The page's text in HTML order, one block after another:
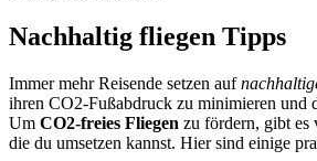
Nachhaltig fliegen Tipps
Immer mehr Reisende setzen auf
ihren CO2-Fußabdruck zu minimieren und
Um CO2-freies Fliegen zu fördern, gibt es
die du umsetzen kannst. Hier sind einige